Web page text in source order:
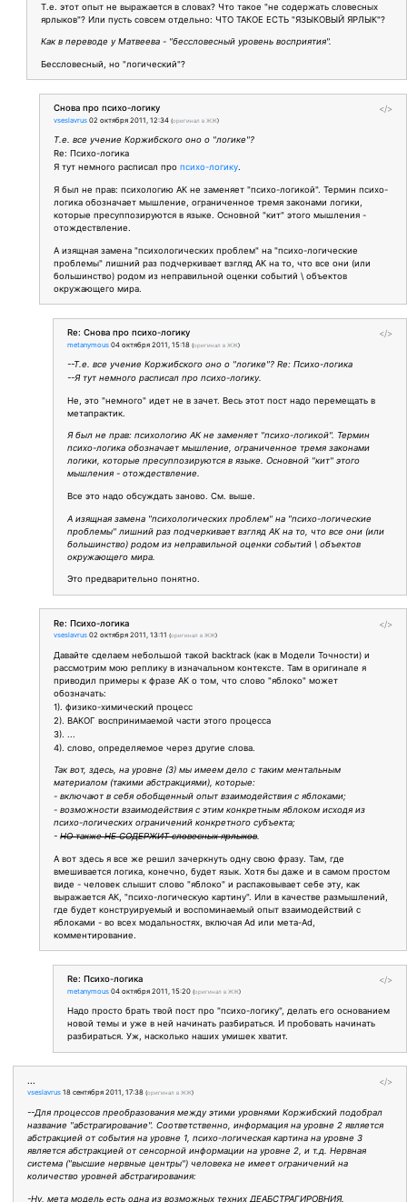
Т.е. этот опыт не выражается в словах? Что такое "не содержать словесных
ярлыков"? Или пусть совсем отдельно: ЧТО ТАКОЕ ЕСТЬ "ЯЗЫКОВЫЙ ЯРЛЫК"?
Как в переводе у Матвеева - "бессловесный уровень восприятия".
Бессловесный, но "логический"?
</>
Снова про психо-логику
vseslavrus 02 октября 2011, 12:34 (оригинал в ЖЖ)
Т.е. все учение Коржибского оно о "логике"?
Re: Психо-логика
Я тут немного расписал пропсихо-логику.
Я был не прав: психологию АК не заменяет "психо-логикой". Термин психо-
логика обозначает мышление, ограниченное тремя законами логики,
которые пресуппозируются в языке. Основной "кит" этого мышления -
отождествление.
А изящная замена "психологических проблем" на "психо-логические
проблемы" лишний раз подчеркивает взгляд АК на то, что все они (или
большинство) родом из неправильной оценки событий \ объектов
окружающего мира.
</>
Re: Снова про психо-логику
metanymous 04 октября 2011, 15:18 (оригинал в ЖЖ)
--Т.е. все учение Коржибского оно о "логике"? Re: Психо-логика
--Я тут немного расписал про психо-логику.
Не, это "немного" идет не в зачет. Весь этот пост надо перемещать в
метапрактик.
Я был не прав: психологию АК не заменяет "психо-логикой". Термин
психо-логика обозначает мышление, ограниченное тремя законами
логики, которые пресуппозируются в языке. Основной "кит" этого
мышления - отождествление.
Все это надо обсуждать заново. См. выше.
А изящная замена "психологических проблем" на "психо-логические
проблемы" лишний раз подчеркивает взгляд АК на то, что все они (или
большинство) родом из неправильной оценки событий \ объектов
окружающего мира.
Это предварительно понятно.
</>
Re: Психо-логика
vseslavrus 02 октября 2011, 13:11 (оригинал в ЖЖ)
Давайте сделаем небольшой такой backtrack (как в Модели Точности) и
рассмотрим мою реплику в изначальном контексте. Там в оригинале я
приводил примеры к фразе АК о том, что слово "яблоко" может
обозначать:
1). физико-химический процесс
2). ВАКОГ воспринимаемой части этого процесса
3). ...
4). слово, определяемое через другие слова.
Так вот, здесь, на уровне (3) мы имеем дело с таким ментальным
материалом (такими абстракциями), которые:
- включают в себя обобщенный опыт взаимодействия с яблоками;
- возможности взаимодействия с этим конкретным яблоком исходя из
психо-логических ограничений конкретного субъекта;
-НО также НЕ СОДЕРЖИТ словесных ярлыков.
А вот здесь я все же решил зачеркнуть одну свою фразу. Там, где
вмешивается логика, конечно, будет язык. Хотя бы даже и в самом простом
виде - человек слышит слово "яблоко" и распаковывает себе эту, как
выражается АК, "психо-логическую картину". Или в качестве размышлений,
где будет конструируемый и воспоминаемый опыт взаимодействий с
яблоками - во всех модальностях, включая Ad или мета-Ad,
комментирование.
</>
Re: Психо-логика
metanymous 04 октября 2011, 15:20 (оригинал в ЖЖ)
Надо просто брать твой пост про "психо-логику", делать его основанием
новой темы и уже в ней начинать разбираться. И пробовать начинать
разбираться. Уж, насколько наших умишек хватит.
</>
...
vseslavrus 18 сентября 2011, 17:38 (оригинал в ЖЖ)
--Для процессов преобразования между этими уровнями Коржибский подобрал
название "абстрагирование". Соответственно, информация на уровне 2 является
абстракцией от события на уровне 1, психо-логическая картина на уровне 3
является абстракцией от сенсорной информации на уровне 2, и т.д. Нервная
система ("высшие нервные центры") человека не имеет ограничений на
количество уровней абстрагирования:
-Ну, мета модель есть одна из возможных техних ДЕАБСТРАГИРОВНИЯ.